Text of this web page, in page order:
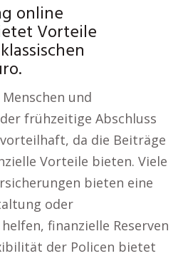
online
Vorteile
und
frühzeitige Abschluss
da die Beiträge
Vorteile bieten. Viele
bieten eine
oder
finanzielle Reserven
der Policen bietet